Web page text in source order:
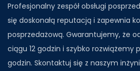
Profesjonalny zespół obsługi
się doskonałą reputacją i zapewnia
posprzedażową. Gwarantujemy, że
ciągu 12 godzin i szybko rozwiążemy
godzin. Skontaktuj się z naszym